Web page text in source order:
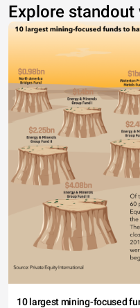
Explore
10 largest mining-focused